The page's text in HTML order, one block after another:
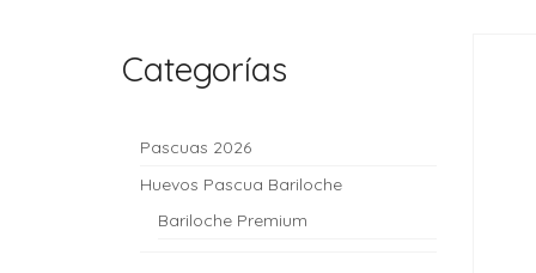
Categorías
Pascuas 2026
Huevos Pascua Bariloche
Bariloche Premium